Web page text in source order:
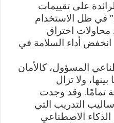
على تقييمات
في ظل الاستخدام
محاولات اختراق
أداء السلامة في
المسؤول، كالأمان
ولا تزال
تمامًا. وقد وجدت
التدريب التي
الاصطناعي